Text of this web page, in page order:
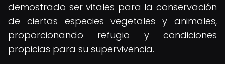
demostrado ser vitales para la conservación
de ciertas especies vegetales y animales,
proporcionando refugio y condiciones
propicias para su supervivencia.